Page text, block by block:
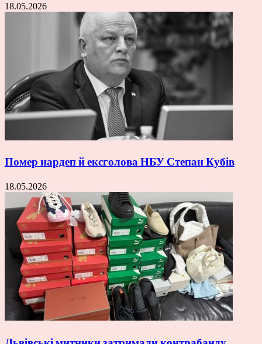
18.05.2026
Помер нардеп й ексголова НБУ Степан Кубів
18.05.2026